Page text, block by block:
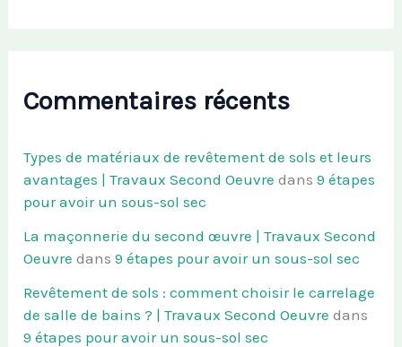
Commentaires récents
Types de matériaux de revêtement de sols et leurs
avantages | Travaux Second Oeuvre dans9 étapes
pour avoir un sous-sol sec
La maçonnerie du second œuvre | Travaux Second
Oeuvre dans9 étapes pour avoir un sous-sol sec
Revêtement de sols : comment choisir le carrelage
de salle de bains ? | Travaux Second Oeuvre dans
9 étapes pour avoir un sous-sol sec